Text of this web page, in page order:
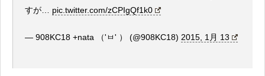
すが… pic.twitter.com/zCPIgQf1k0
— 908KC18 +nata （'ㅂ' ） (@908KC18) 2015, 1月 13